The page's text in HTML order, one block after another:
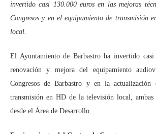
invertido casi 130.000 euros en las mejoras
Congresos y en el equipamiento de transmisión
local.
El Ayuntamiento de Barbastro ha invertido
renovación y mejora del equipamiento
Congresos de Barbastro y en la actualización
transmisión en HD de la televisión local, ambas
desde el Área de Desarrollo.